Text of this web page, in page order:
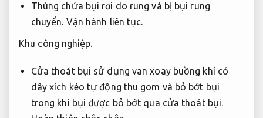
Thùng chứa bụi rơi do rung và bị bụi rung
chuyển. Vận hành liên tục.
Khu công nghiệp.
Cửa thoát bụi sử dụng van xoay buồng khí có
dây xích kéo tự động thu gom và bỏ bớt bụi
trong khi bụi được bỏ bớt qua cửa thoát bụi.